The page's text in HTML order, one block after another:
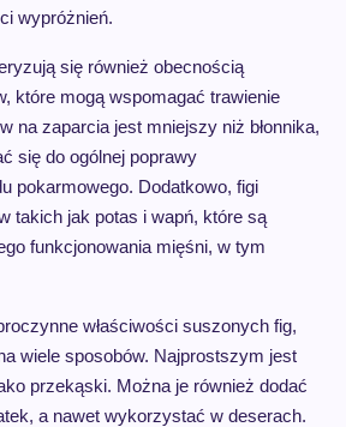
wypróżnień.
się również obecnością
które mogą wspomagać trawienie
na zaparcia jest mniejszy niż błonnika,
się do ogólnej poprawy
pokarmowego. Dodatkowo, figi
takich jak potas i wapń, które są
funkcjonowania mięśni, w tym
właściwości suszonych fig,
wiele sposobów. Najprostszym jest
przekąski. Można je również dodać
a nawet wykorzystać w deserach.